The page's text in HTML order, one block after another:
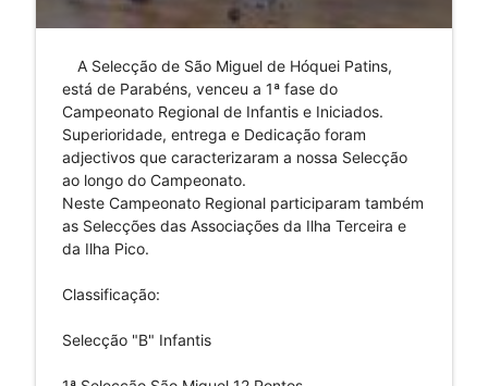
A Selecção de São Miguel de Hóquei Patins,
está de Parabéns, venceu a 1ª fase do
Campeonato Regional de Infantis e Iniciados.
Superioridade, entrega e Dedicação foram
adjectivos que caracterizaram a nossa Selecção
ao longo do Campeonato.
Neste Campeonato Regional participaram também
as Selecções das Associações da Ilha Terceira e
da Ilha Pico.
Classificação:
Selecção "B" Infantis